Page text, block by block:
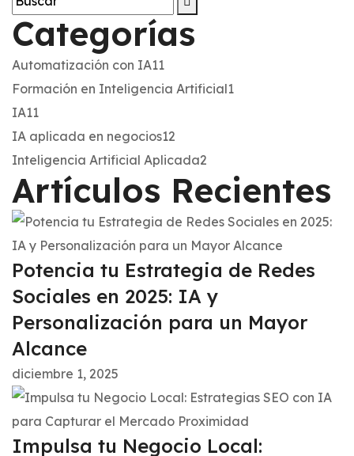
Categorías
Automatización con IA11
Formación en Inteligencia Artificial1
IA11
IA aplicada en negocios12
Inteligencia Artificial Aplicada2
Artículos Recientes
Potencia tu Estrategia de Redes
Sociales en 2025: IA y
Personalización para un Mayor
Alcance
diciembre 1, 2025
Impulsa tu Negocio Local: